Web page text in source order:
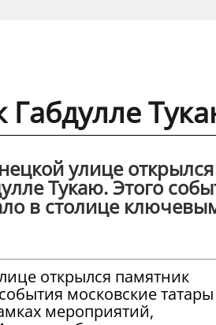
улице открылся
Тукаю. Этого
в столице
открылся памятник
московские татары
мероприятий,